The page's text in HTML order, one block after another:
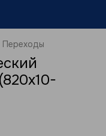
Переходы